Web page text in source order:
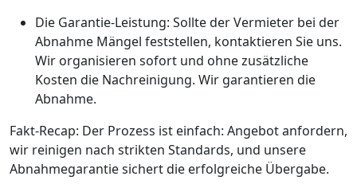
Die Garantie-Leistung: Sollte der Vermieter bei der
Abnahme Mängel feststellen, kontaktieren Sie uns.
Wir organisieren sofort und ohne zusätzliche
Kosten die Nachreinigung. Wir garantieren die
Abnahme.
Fakt-Recap: Der Prozess ist einfach: Angebot anfordern,
wir reinigen nach strikten Standards, und unsere
Abnahmegarantie sichert die erfolgreiche Übergabe.